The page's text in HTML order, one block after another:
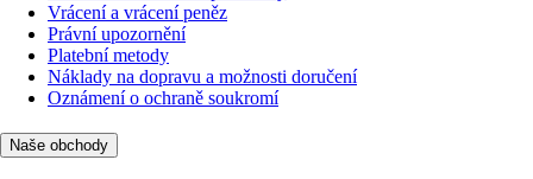
Vrácení a vrácení peněz
Právní upozornění
Platební metody
Náklady na dopravu a možnosti doručení
Oznámení o ochraně soukromí
Naše obchody